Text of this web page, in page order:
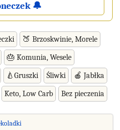
🔔
🍑 Brzoskwinie, Morele
🎂 Komunia, Wesele
🍐Gruszki Śliwki 🍎 Jabłka
Keto, Low Carb Bez pieczenia